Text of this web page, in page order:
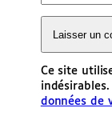
Ce site
indésirables.
données de